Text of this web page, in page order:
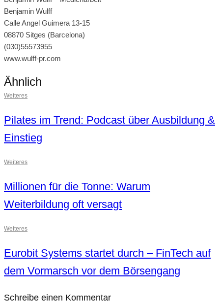
Benjamin Wulff
Calle Angel Guimera 13-15
08870 Sitges (Barcelona)
(030)55573955
www.wulff-pr.com
Ähnlich
Weiteres
Pilates im Trend: Podcast über Ausbildung &
Einstieg
Weiteres
Millionen für die Tonne: Warum
Weiterbildung oft versagt
Weiteres
Eurobit Systems startet durch – FinTech auf
dem Vormarsch vor dem Börsengang
Schreibe einen Kommentar